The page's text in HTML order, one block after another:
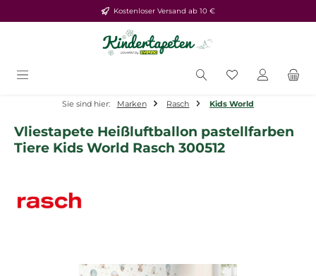
Zum Hauptinhalt springenKostenloser Versand ab 10 €
Du hast 0
Sie sind hier: Marken Rasch Kids World
Vliestapete Heißluftballon pastellfarben
Tiere Kids World Rasch 300512
Bildergalerie überspringen